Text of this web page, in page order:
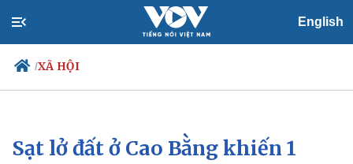
English
/XÃ HỘI
Chính trị
Xã hội
Sạt lở đất ở Cao Bằng khiến 1